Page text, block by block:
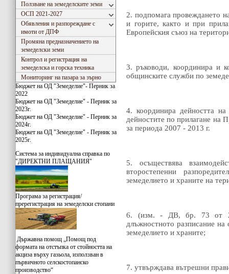
Ползване на земеделските земи
ОСП 2021-2027
Обявления и разпореждане с
имоти от ДПФ
Промяна предназначението на
земеделски земи
Контрол и регистрация на
земеделска и горска техника
Мониторинг на пазара за зърно
Бюджет на ОД "Земеделие"- Перник за
2022
Бюджет на ОД "Земеделие" - Перник за
2023г.
Бюджет на ОД "Земеделие" - Перник за
2024г.
Бюджет на ОД "Земеделие" - Перник за
2025г.
Система за индивидуaлна справка по
"ДИРЕКТНИ ПЛАЩАНИЯ"
Програма за регистрация/
пререгистрация на земеделски стопани
Държавна помощ „Помощ под
формата на отстъпка от стойността на
акциза върху газьола, използван в
първичното селскостопанско
производство“
2. подпомага провеждането
и горите, както и при
Европейския съюз на
3. ръководи, координира и
общинските служби по
4. координира дейността
дейностите по прилагане на
за периода 2007 - 2013 г.
5. осъществява
второстепенни
земеделието и храните на
6. (изм. - ДВ, бр. 73 от
длъжностното разписание на
земеделието и храните;
7. утвърждава вътрешни